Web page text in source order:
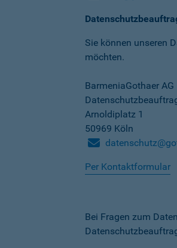
Sie können unseren
möchten.
BarmeniaGothaer AG
Arnoldiplatz 1
50969 Köln
Per Kontaktformular
Bei Fragen zum